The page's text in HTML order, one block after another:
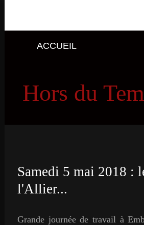
ACCUEIL
Hors du
Samedi 5 mai 2018 :
l'Allier...
Grande journée de travail à